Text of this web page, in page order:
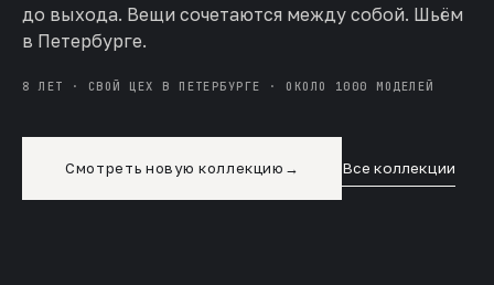
до выхода. Вещи сочетаются между собой. Шьём
в Петербурге.
8 ЛЕТ · СВОЙ ЦЕХ В ПЕТЕРБУРГЕ · ОКОЛО 1000 МОДЕЛЕЙ
Смотреть новую коллекцию → Все коллекции